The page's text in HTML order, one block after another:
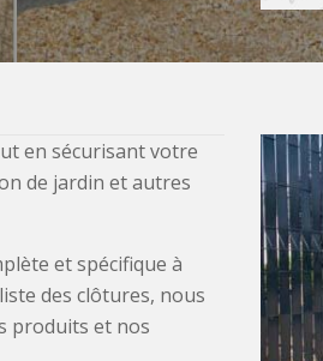
en sécurisant votre
de jardin et autres
et spécifique à
des clôtures, nous
produits et nos